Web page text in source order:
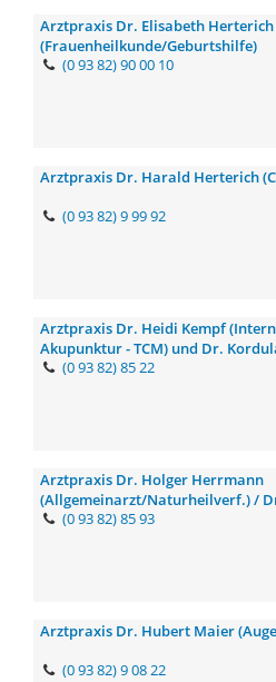
Arztpraxis Dr. Elisabeth Herterich
(Frauenheilkunde/Geburtshilfe)
(0 93 82) 90 00 10
Arztpraxis Dr. Harald Herterich
(0 93 82) 9 99 92
Arztpraxis Dr. Heidi Kempf
Akupunktur - TCM) und Dr.
(0 93 82) 85 22
Arztpraxis Dr. Holger Herrmann
(Allgemeinarzt/Naturheilverf.) /
(0 93 82) 85 93
Arztpraxis Dr. Hubert Maier
(0 93 82) 9 08 22